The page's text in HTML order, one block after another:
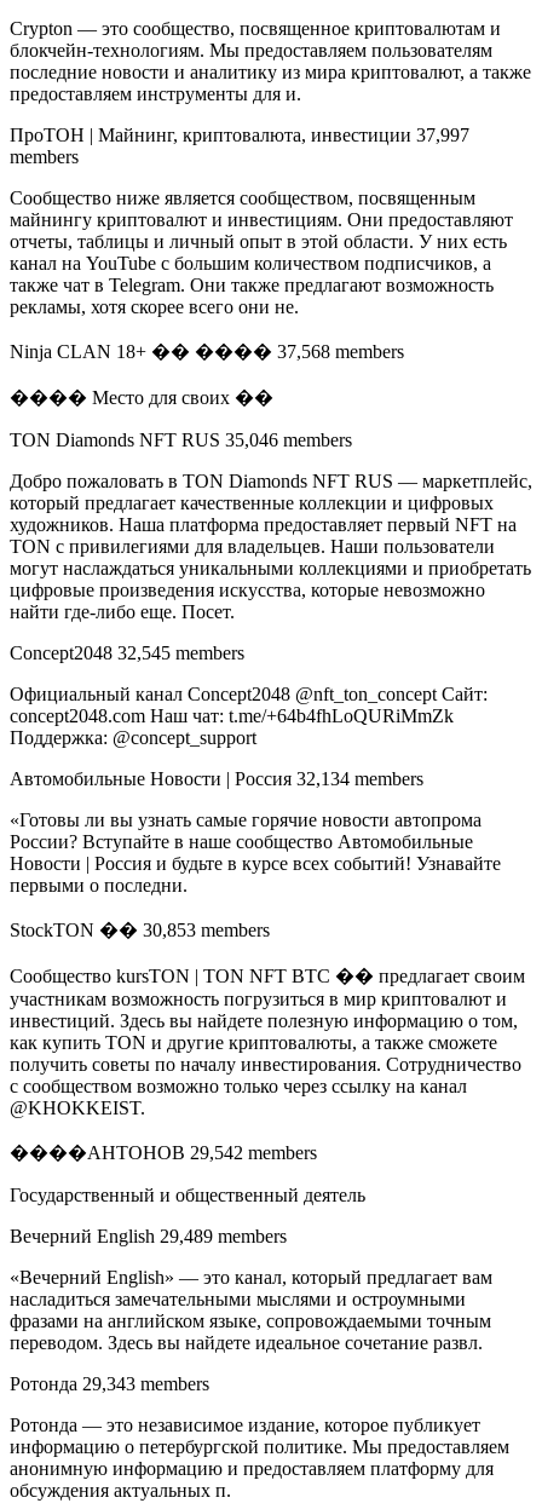
Crypton — это сообщество, посвященное криптовалютам и
блокчейн-технологиям. Мы предоставляем пользователям
последние новости и аналитику из мира криптовалют, а также
предоставляем инструменты для и.
ПроТОН | Майнинг, криптовалюта, инвестиции 37,997
members
Сообщество ниже является сообществом, посвященным
майнингу криптовалют и инвестициям. Они предоставляют
отчеты, таблицы и личный опыт в этой области. У них есть
канал на YouTube с большим количеством подписчиков, а
также чат в Telegram. Они также предлагают возможность
рекламы, хотя скорее всего они не.
Ninja CLAN 18+ �� ���� 37,568 members
���� Место для своих ��
TON Diamonds NFT RUS 35,046 members
Добро пожаловать в TON Diamonds NFT RUS — маркетплейс,
который предлагает качественные коллекции и цифровых
художников. Наша платформа предоставляет первый NFT на
TON с привилегиями для владельцев. Наши пользователи
могут наслаждаться уникальными коллекциями и приобретать
цифровые произведения искусства, которые невозможно
найти где-либо еще. Посет.
Concept2048 32,545 members
Официальный канал Concept2048 @nft_ton_concept Сайт:
concept2048.com Наш чат: t.me/+64b4fhLoQURiMmZk
Поддержка: @concept_support
Автомобильные Новости | Россия 32,134 members
«Готовы ли вы узнать самые горячие новости автопрома
России? Вступайте в наше сообщество Автомобильные
Новости | Россия и будьте в курсе всех событий! Узнавайте
первыми о последни.
StockTON �� 30,853 members
Сообщество kursTON | TON NFT BTC �� предлагает своим
участникам возможность погрузиться в мир криптовалют и
инвестиций. Здесь вы найдете полезную информацию о том,
как купить TON и другие криптовалюты, а также сможете
получить советы по началу инвестирования. Сотрудничество
с сообществом возможно только через ссылку на канал
@KHOKKEIST.
����АНТОНОВ 29,542 members
Государственный и общественный деятель
Вечерний English 29,489 members
«Вечерний English» — это канал, который предлагает вам
насладиться замечательными мыслями и остроумными
фразами на английском языке, сопровождаемыми точным
переводом. Здесь вы найдете идеальное сочетание развл.
Ротонда 29,343 members
Ротонда — это независимое издание, которое публикует
информацию о петербургской политике. Мы предоставляем
анонимную информацию и предоставляем платформу для
обсуждения актуальных п.